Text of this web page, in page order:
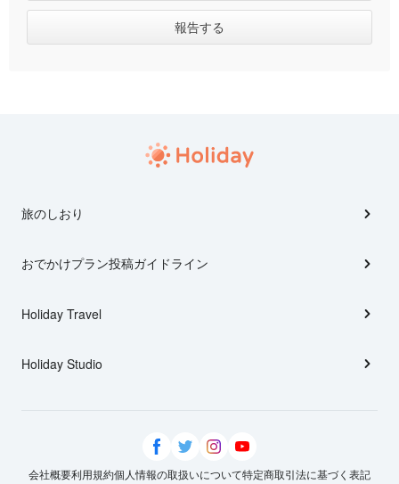
旅のしおり
おでかけプラン投稿ガイドライン
Holiday Travel
Holiday Studio
会社概要利用規約個人情報の取扱いについて特定商取引法に基づく表記